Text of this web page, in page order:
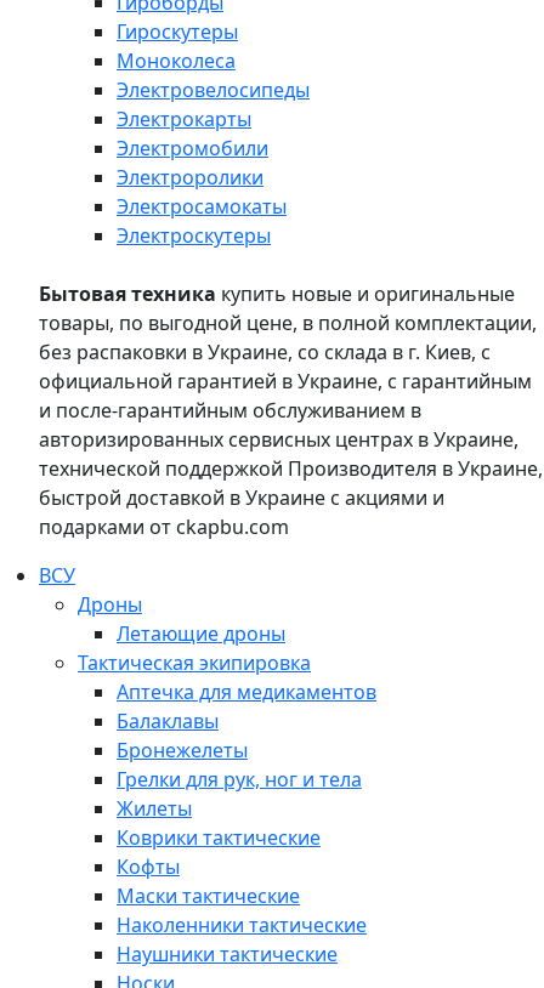
Гироскутеры
Моноколеса
Электровелосипеды
Электрокарты
Электромобили
Электроролики
Электросамокаты
Электроскутеры
Бытовая техника купить новые и оригинальные
товары, по выгодной цене, в полной комплектации,
без распаковки в Украине, со склада в г. Киев, с
официальной гарантией в Украине, с гарантийным
и после-гарантийным обслуживанием в
авторизированных сервисных центрах в Украине,
технической поддержкой Производителя в Украине,
быстрой доставкой в Украине с акциями и
подарками от ckapbu.com
ВСУ
Дроны
Летающие дроны
Тактическая экипировка
Аптечка для медикаментов
Балаклавы
Бронежелеты
Грелки для рук, ног и тела
Жилеты
Коврики тактические
Кофты
Маски тактические
Наколенники тактические
Наушники тактические